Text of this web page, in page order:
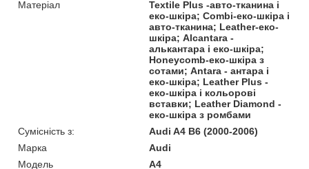
Матеріал
Textile Plus -авто-тканина і
еко-шкіра; Combi-еко-шкіра і
авто-тканина; Leather-еко-
шкіра; Alcantara -
алькантара і еко-шкіра;
Honeycomb-еко-шкіра з
сотами; Antara - антара і
еко-шкіра; Leather Plus -
еко-шкіра і кольорові
вставки; Leather Diamond -
еко-шкіра з ромбами
Сумісність з:
Audi A4 B6 (2000-2006)
Марка
Audi
Модель
A4